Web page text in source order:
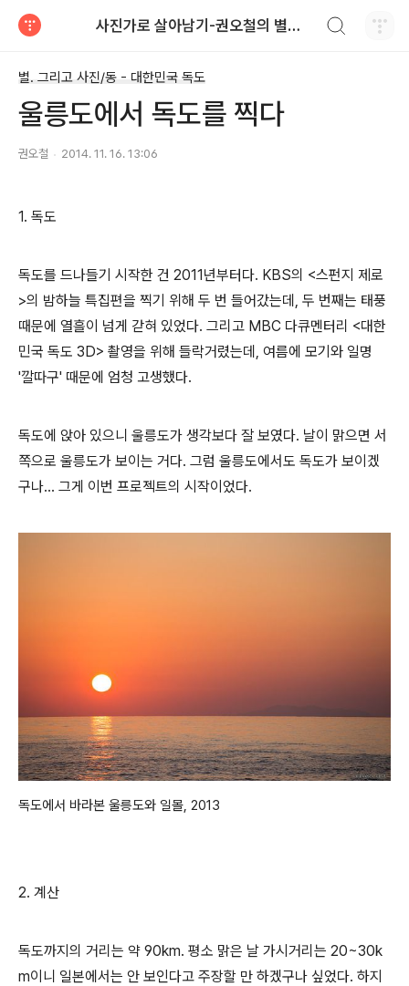
사진가로 살아남기-권오철의 별과 사진
별. 그리고 사진/동 - 대한민국 독도
울릉도에서 독도를 찍다
권오철 2014. 11. 16. 13:06
1. 독도
독도를 드나들기 시작한 건 2011년부터다. KBS의 <스펀지 제로
>의 밤하늘 특집편을 찍기 위해 두 번 들어갔는데, 두 번째는 태풍
때문에 열흘이 넘게 갇혀 있었다. 그리고 MBC 다큐멘터리 <대한
민국 독도 3D> 촬영을 위해 들락거렸는데, 여름에 모기와 일명
'깔따구' 때문에 엄청 고생했다.
독도에 앉아 있으니 울릉도가 생각보다 잘 보였다. 날이 맑으면 서
쪽으로 울릉도가 보이는 거다. 그럼 울릉도에서도 독도가 보이겠
구나... 그게 이번 프로젝트의 시작이었다.
독도에서 바라본 울릉도와 일몰, 2013
2. 계산
독도까지의 거리는 약 90km. 평소 맑은 날 가시거리는 20~30k
m이니 일본에서는 안 보인다고 주장할 만 하겠구나 싶었다. 하지